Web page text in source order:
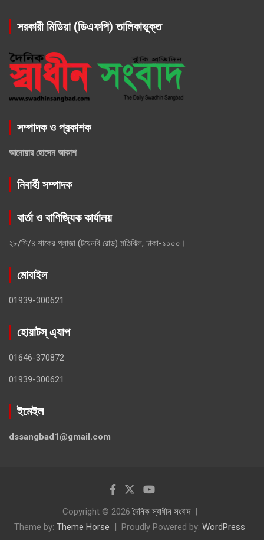
সরকারী মিডিয়া (ডিএফপি) তালিকাভুক্ত
সম্পাদক ও প্রকাশক
আনোয়ার হোসেন আকাশ
নিবার্হী সম্পাদক
বার্তা ও বাণিজ্যিক কার্যালয়
২৮/সি/৪ শাকের প্লাজা (টয়েনবি রোড) মতিঝিল, ঢাকা-১০০০।
মোবাইল
01939-300621
হোয়াটস্ এ্যাপ
01646-370872
01939-300621
ইমেইল
dssangbad1@gmail.com
Copyright © 2026দৈনিক স্বাধীন সংবাদ
Theme by: Theme Horse Proudly Powered by: WordPress